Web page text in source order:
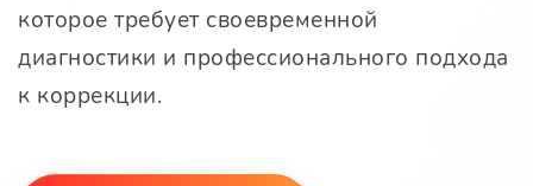
которое требует своевременной
диагностики и профессионального подхода
к коррекции.